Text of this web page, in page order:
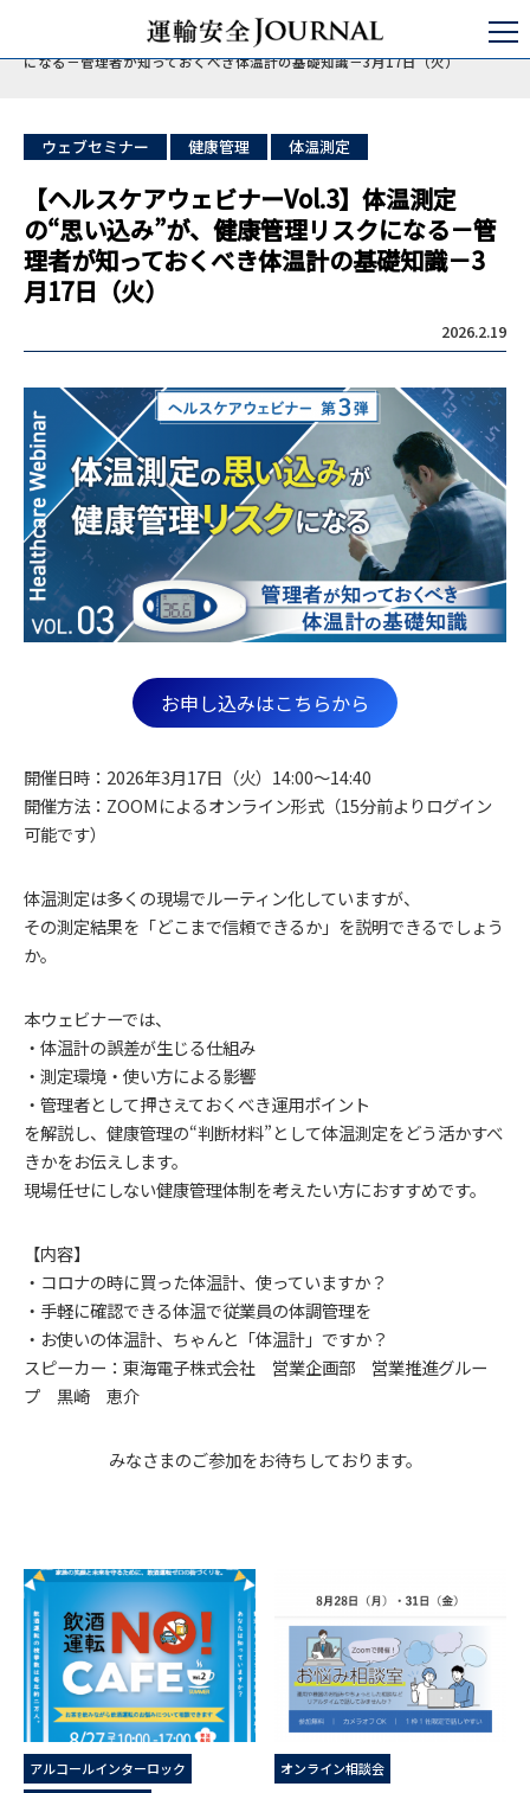
運行管理
健康起因事故防止
【ヘルスケアウェビナーVol.3】体温測定の“思い込み”が、健康管理リスク
になる－管理者が知っておくべき体温計の基礎知識－3月17日（火）
ウェブセミナー 健康管理 体温測定
【ヘルスケアウェビナーVol.3】体温測定
の“思い込み”が、健康管理リスクになる－管
理者が知っておくべき体温計の基礎知識－3
月17日（火）
2026.2.19
お申し込みはこちらから
開催日時：2026年3月17日（火）14:00～14:40
開催方法：ZOOMによるオンライン形式（15分前よりログイン
可能です）
体温測定は多くの現場でルーティン化していますが、
その測定結果を「どこまで信頼できるか」を説明できるでしょう
か。
本ウェビナーでは、
・体温計の誤差が生じる仕組み
・測定環境・使い方による影響
・管理者として押さえておくべき運用ポイント
を解説し、健康管理の“判断材料”として体温測定をどう活かすべ
きかをお伝えします。
現場任せにしない健康管理体制を考えたい方におすすめです。
【内容】
・コロナの時に買った体温計、使っていますか？
・手軽に確認できる体温で従業員の体調管理を
・お使いの体温計、ちゃんと「体温計」ですか？
スピーカー：東海電子株式会社 営業企画部 営業推進グルー
プ 黒崎 恵介
みなさまのご参加をお待ちしております。
アルコールインターロック
オンライン相談会